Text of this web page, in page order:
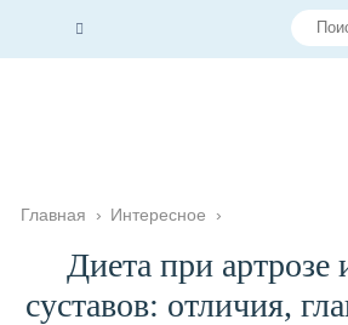
Главная › Интересное ›
Диета при артрозе
суставов: отличия,